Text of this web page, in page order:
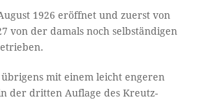
1926 eröffnet und zuerst von
von der damals noch selbständigen
übrigens mit einem leicht engeren
der dritten Auflage des Kreutz-